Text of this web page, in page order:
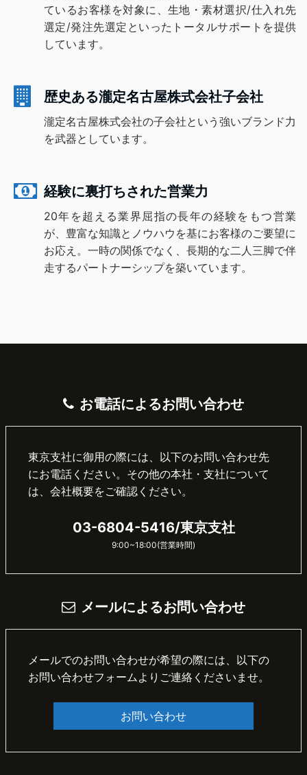
ているお客様を対象に、生地・素材選択/仕入れ先
選定/発注先選定といったトータルサポートを提供
しています。
歴史ある瀧定名古屋株式会社子会社
瀧定名古屋株式会社の子会社という強いブランド力
を武器としています。
経験に裏打ちされた営業力
20年を超える業界屈指の長年の経験をもつ営業
が、豊富な知識とノウハウを基にお客様のご要望に
お応え。一時の関係でなく、長期的な二人三脚で伴
走するパートナーシップを築いています。
お電話によるお問い合わせ
東京支社に御用の際には、以下のお問い合わせ先
にお電話ください。その他の本社・支社について
は、会社概要をご確認ください。
03-6804-5416/東京支社
9:00~18:00(営業時間)
メールによるお問い合わせ
メールでのお問い合わせが希望の際には、以下の
お問い合わせフォームよりご連絡くださいませ。
お問い合わせ